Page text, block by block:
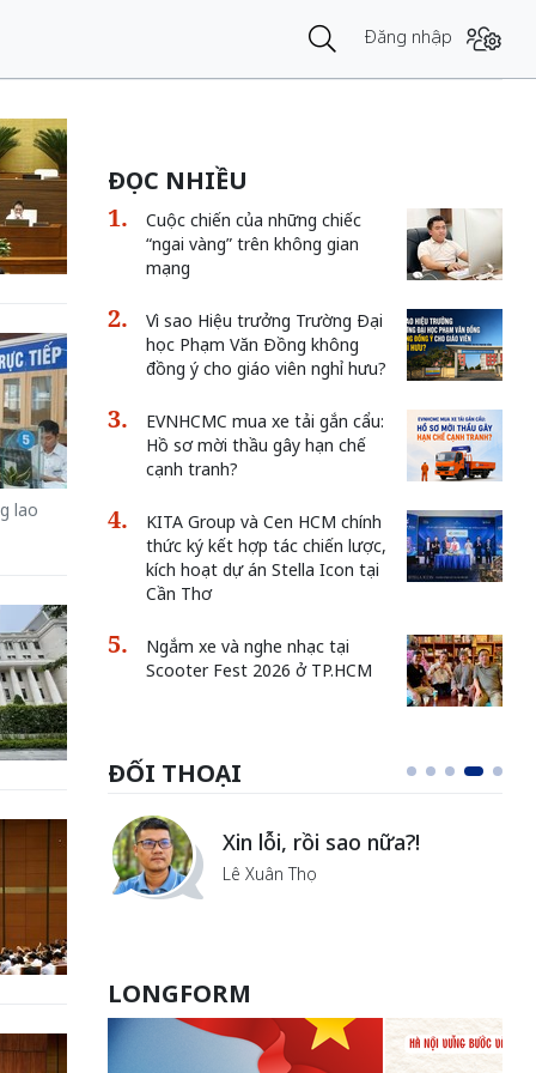
Đăng nhập
lao
ĐỌC NHIỀU
Cuộc chiến của những chiếc
“ngai vàng” trên không gian
mạng
Vì sao Hiệu trưởng Trường Đại
học Phạm Văn Đồng không
đồng ý cho giáo viên nghỉ hưu?
EVNHCMC mua xe tải gắn cẩu:
Hồ sơ mời thầu gây hạn chế
cạnh tranh?
KITA Group và Cen HCM chính
thức ký kết hợp tác chiến lược,
kích hoạt dự án Stella Icon tại
Cần Thơ
Ngắm xe và nghe nhạc tại
Scooter Fest 2026 ở TP.HCM
ĐỐI THOẠI
Xin lỗi, rồi sao nữa?!
Lê Xuân Thọ
LONGFORM